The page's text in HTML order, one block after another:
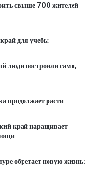
свыше 700 жителей
для учебы
люди построили сами,
продолжает расти
край наращивает
обретает новую жизнь: